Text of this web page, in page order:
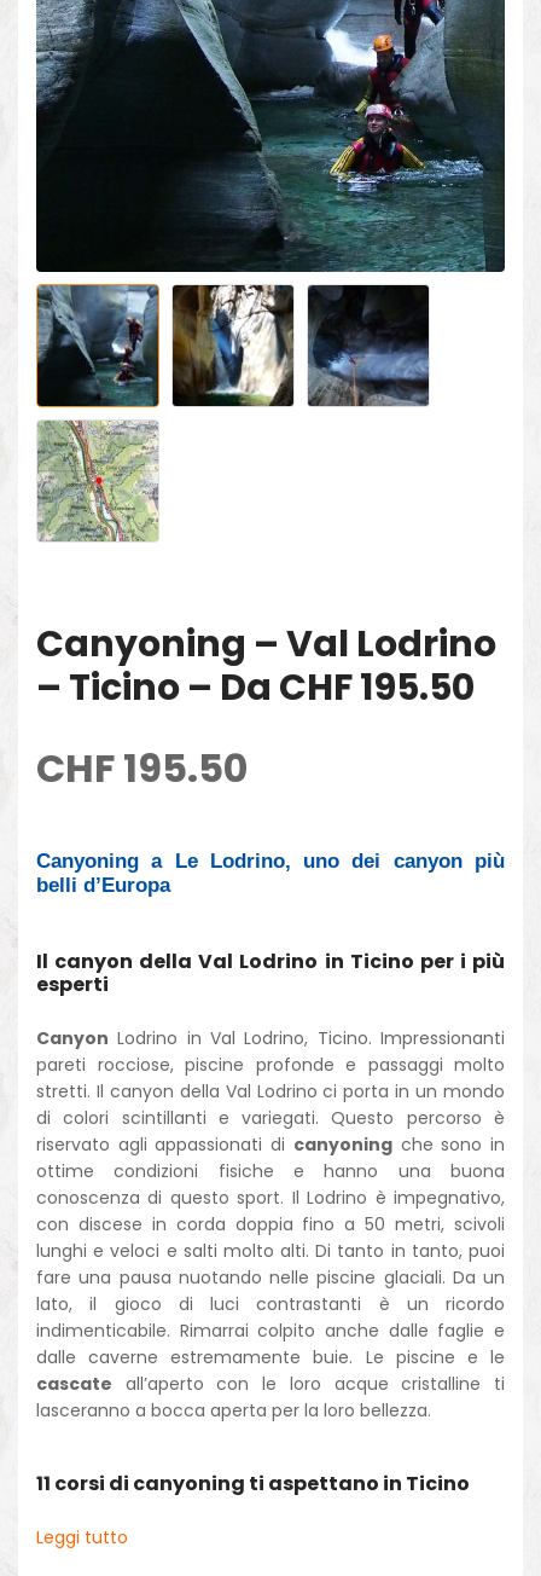
Canyoning – Val Lodrino
– Ticino – Da CHF 195.50
CHF195.50
Canyoning a Le Lodrino, uno dei canyon più
belli d’Europa
Il canyon della Val Lodrino in Ticino per i più
esperti
Canyon Lodrino in Val Lodrino, Ticino. Impressionanti
pareti rocciose, piscine profonde e passaggi molto
stretti. Il canyon della Val Lodrino ci porta in un mondo
di colori scintillanti e variegati. Questo percorso è
riservato agli appassionati di canyoningche sono in
ottime condizioni fisiche e hanno una buona
conoscenza di questo sport. Il Lodrino è impegnativo,
con discese in corda doppia fino a 50 metri, scivoli
lunghi e veloci e salti molto alti. Di tanto in tanto, puoi
fare una pausa nuotando nelle piscine glaciali. Da un
lato, il gioco di luci contrastanti è un ricordo
indimenticabile. Rimarrai colpito anche dalle faglie e
dalle caverne estremamente buie. Le piscine e le
cascate all’aperto con le loro acque cristalline ti
lasceranno a bocca aperta per la loro bellezza.
11 corsi di canyoning ti aspettano in Ticino
Leggi tutto